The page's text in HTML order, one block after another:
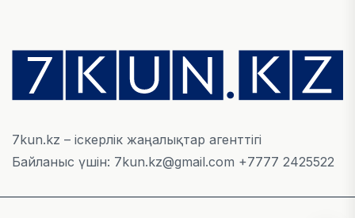
Алматы қалалық МКД мүлікті сатудан
алынатын салық туралы сұрақтарға жауап
берді
«Бәйтерек» холдингінің инвестициялық және
7kun.kz – іскерлік жаңалықтар агенттігі
Байланыс үшін: 7kun.kz@gmail.com +7777 2425522